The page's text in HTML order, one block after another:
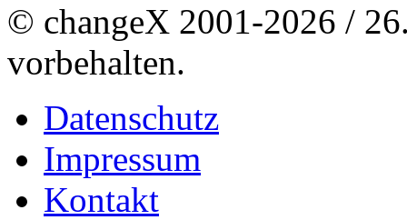
© changeX 2001-2026 /
vorbehalten.
Datenschutz
Impressum
Kontakt